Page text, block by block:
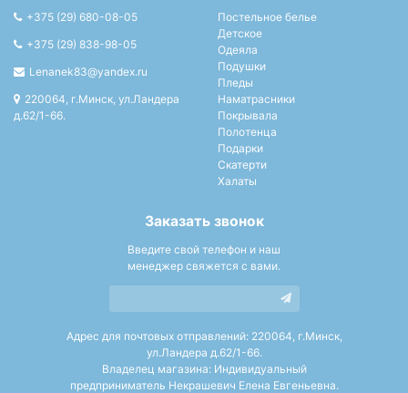
+375 (29) 680-08-05
+375 (29) 838-98-05
Lenanek83@yandex.ru
220064, г.Минск, ул.Ландера
д.62/1-66.
Постельное белье
Детское
Одеяла
Подушки
Пледы
Наматрасники
Покрывала
Полотенца
Подарки
Скатерти
Халаты
Заказать звонок
Введите свой телефон и наш
менеджер свяжется с вами.
Адрес для почтовых отправлений: 220064, г.Минск,
ул.Ландера д.62/1-66.
Владелец магазина: Индивидуальный
предприниматель Некрашевич Елена Евгеньевна.